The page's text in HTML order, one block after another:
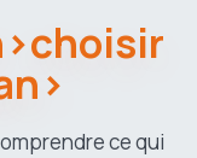
ce qui